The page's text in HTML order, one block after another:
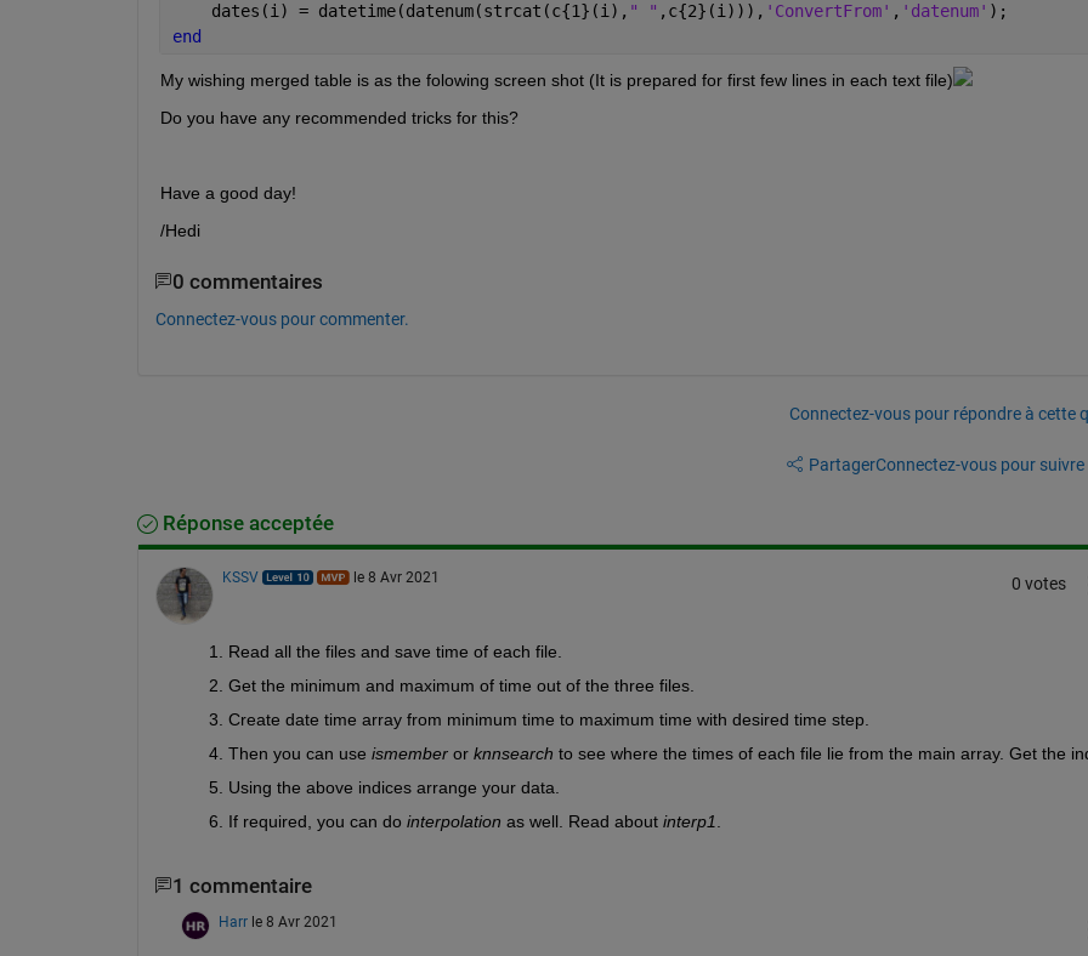
    dates(i) = datetime(datenum(strcat(c{1}(i),
" " ,c{2}(i))), 'ConvertFrom' , 'datenum' );
end
My wishing merged table is as the folowing screen shot (It is prepared for first few lines in each text file)
Do you have any recommended tricks for this?
Have a good day!
/Hedi
0 commentaires
Connectez-vous pour commenter.
Connectez-vous pour répondre à cette
PartagerConnectez-vous pour suivre
Réponse acceptée
KSSV le 8 Avr 2021 0 votes
Read all the files and save time of each file.
Get the minimum and maximum of time out of the three files.
Create date time array from minimum time to maximum time with desired time step.
Then you can use ismember or knnsearch
Using the above indices arrange your data.
If required, you can do interpolation as well. Read about interp1
1 commentaire
Harr le 8 Avr 2021